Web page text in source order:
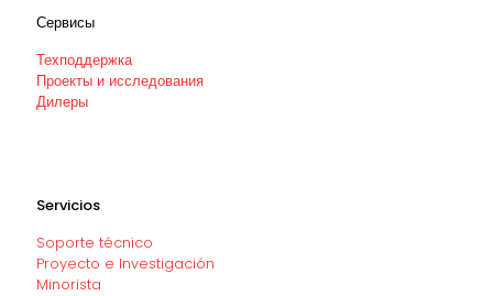
Сервисы
Техподдержка
Проекты и исследования
Дилеры
Servicios
Soporte técnico
Proyecto e Investigación
Minorista